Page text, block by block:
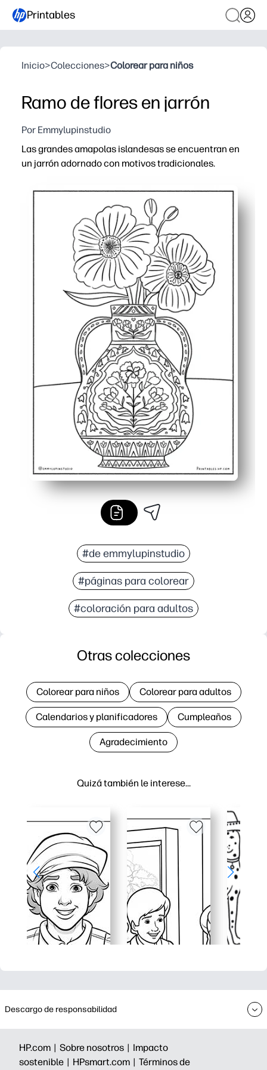
Printables
Inicio>Colecciones>Colorear para niños
Ramo de flores en jarrón
Por Emmylupinstudio
Las grandes amapolas islandesas se encuentran en
un jarrón adornado con motivos tradicionales.
Colorea para imprimir y llevar: sin preparación para un
Los pétalos y patrones detallados aumentan la
Funciona para todas las edades: se puede simplificar
Uso versátil: trabajo matutino, centros de arte, tareas
#de emmylupinstudio
#páginas para colorear
#coloración para adultos
Quizá también le interese…
Otras colecciones
Colorear para niños Colorear para adultos
Calendarios y planificadores Cumpleaños
Agradecimiento
Descargo de responsabilidad
HP.com | Sobre nosotros | Impacto
sostenible | HPsmart.com | Términos de